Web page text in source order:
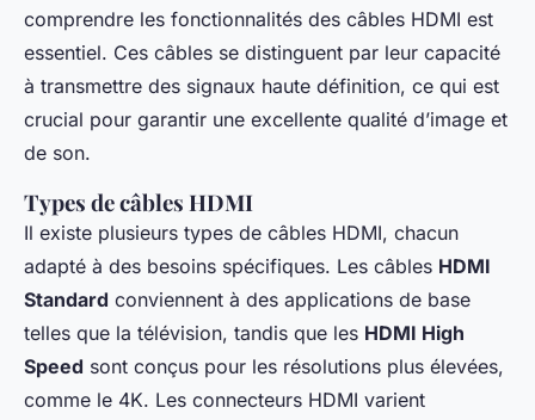
comprendre les fonctionnalités des câbles HDMI est
essentiel. Ces câbles se distinguent par leur capacité
à transmettre des signaux haute définition, ce qui est
crucial pour garantir une excellente qualité d’image et
de son.
Types de câbles HDMI
Il existe plusieurs types de câbles HDMI, chacun
adapté à des besoins spécifiques. Les câbles HDMI
Standard conviennent à des applications de base
telles que la télévision, tandis que les HDMI High
Speed sont conçus pour les résolutions plus élevées,
comme le 4K. Les connecteurs HDMI varient